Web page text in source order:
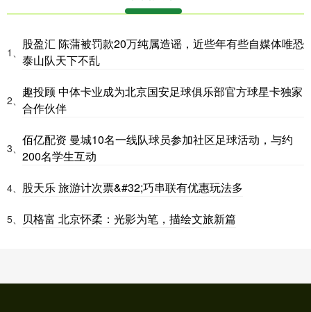
1、
股盈汇 陈蒲被罚款20万纯属造谣，近些年有些自媒体唯恐
泰山队天下不乱
2、
趣投顾 中体卡业成为北京国安足球俱乐部官方球星卡独家
合作伙伴
3、
佰亿配资 曼城10名一线队球员参加社区足球活动，与约
200名学生互动
4、 股天乐 旅游计次票&#32;巧串联有优惠玩法多
5、 贝格富 北京怀柔：光影为笔，描绘文旅新篇